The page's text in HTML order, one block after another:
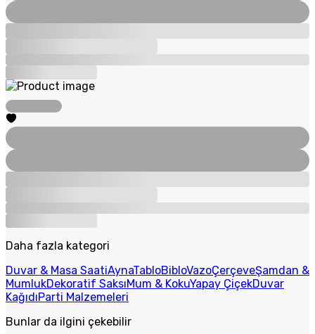
Daha fazla kategori
Duvar & Masa SaatiAynaTabloBibloVazoÇerçeveŞamdan &
MumlukDekoratif SaksıMum & KokuYapay ÇiçekDuvar
KağıdıParti Malzemeleri
Bunlar da ilgini çekebilir